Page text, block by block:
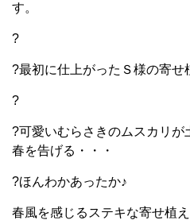
す。
?
?最初に仕上がったＳ様の寄せ
?
?可愛いむらさきのムスカリが
春を告げる・・・
?ほんわかあったか♪
春風を感じる ステキな寄せ植え